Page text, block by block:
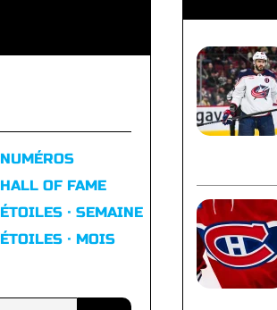
NUMÉROS
HALL OF FAME
ÉTOILES · SEMAINE
ÉTOILES · MOIS